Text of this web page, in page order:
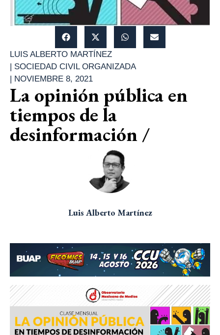
LUIS ALBERTO MARTÍNEZ
| SOCIEDAD CIVIL ORGANIZADA
| NOVIEMBRE 8, 2021
La opinión pública en
tiempos de la
desinformación /
Luis Alberto Martínez